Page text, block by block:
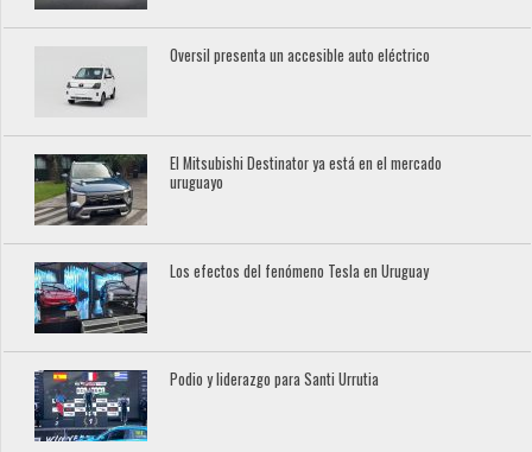
Oversil presenta un accesible auto eléctrico
El Mitsubishi Destinator ya está en el mercado
uruguayo
Los efectos del fenómeno Tesla en Uruguay
Podio y liderazgo para Santi Urrutia